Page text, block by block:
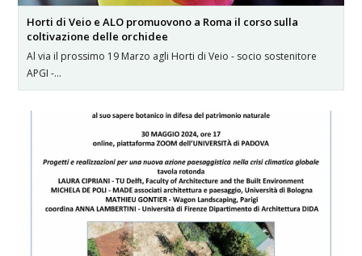
Horti di Veio e ALO promuovono a Roma il corso sulla
coltivazione delle orchidee
Al via il prossimo 19 Marzo agli Horti di Veio - socio sostenitore
APGI -…